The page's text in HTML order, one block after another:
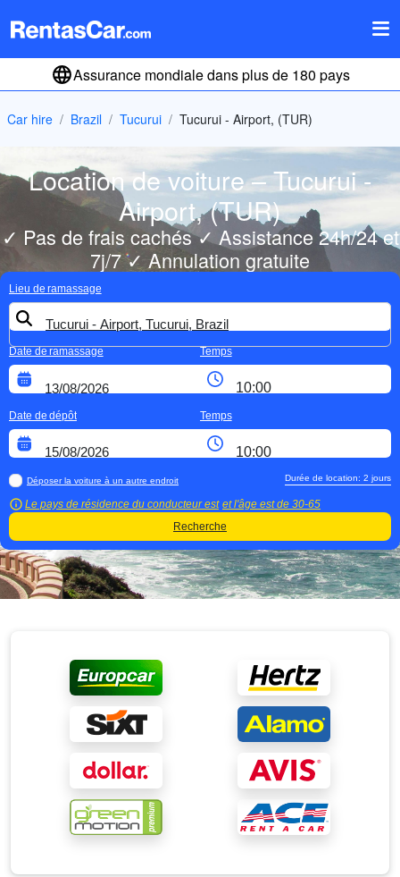
Assurance mondiale dans plus de 180 pays
Car hire Brazil Tucurui Tucurui - Airport, (TUR)
Location de voiture – Tucurui -
Airport, (TUR)
✓ Pas de frais cachés ✓ Assistance 24h/24 et
7j/7 ✓ Annulation gratuite
Lieu de ramassage
Date de ramassage Temps
Date de dépôt Temps
Déposer la voiture à un autre endroit
Le pays de résidence du conducteur est et l'âge est de 30-65
Durée de location: 2 jours
Recherche